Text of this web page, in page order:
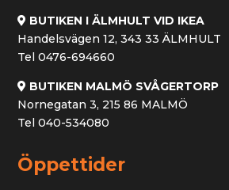
BUTIKEN I ÄLMHULT VID IKEA
Handelsvägen 12, 343 33 ÄLMHULT
Tel 0476-694660
BUTIKEN MALMÖ SVÅGERTORP
Nornegatan 3, 215 86 MALMÖ
Tel 040-534080
Öppettider